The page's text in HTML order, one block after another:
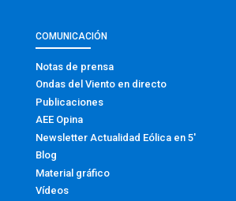
COMUNICACIÓN
Notas de prensa
Ondas del Viento en directo
Publicaciones
AEE Opina
Newsletter Actualidad Eólica en 5′
Blog
Material gráfico
Vídeos